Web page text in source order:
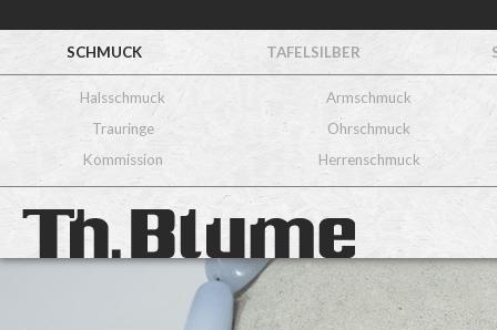
SCHMUCK TAFELSILBER
Halsschmuck
Armschmuck
Trauringe
Ohrschmuck
Kommission
Herrenschmuck
Halskette